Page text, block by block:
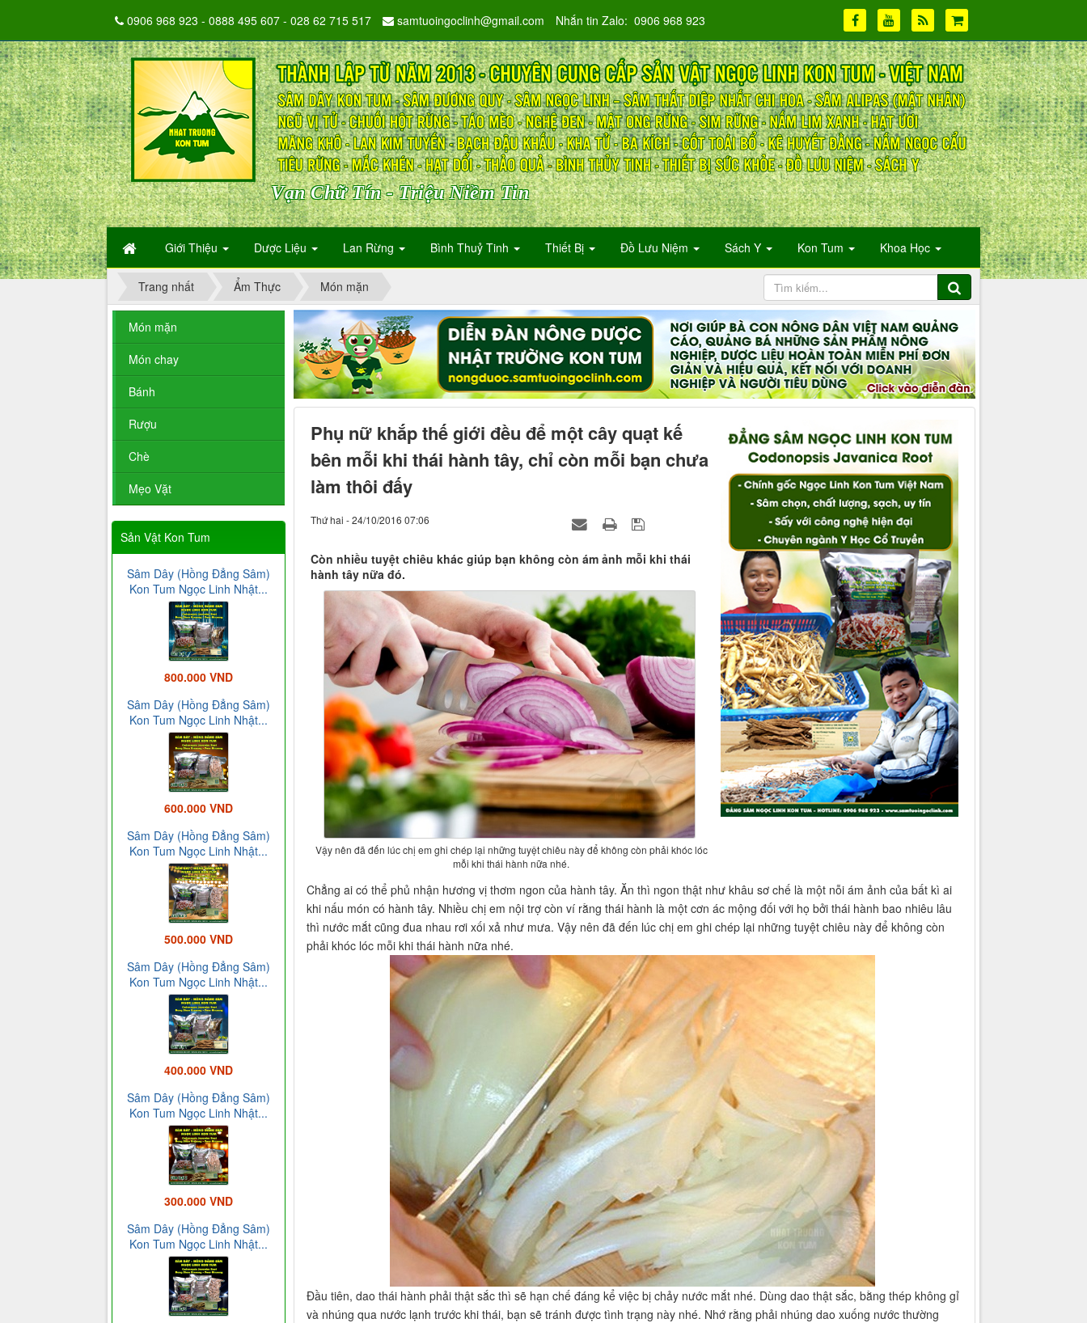
Vạn Chữ Tín - Triệu Niềm Tin
Giới Thiệu Dược Liệu Lan Rừng Bình Thuỷ Tinh Thiết Bị Đồ Lưu Niệm Sách Y Kon Tum Khoa Học
0906 968 923 - 0888 495 607 - 028 62 715 517 samtuoingoclinh@gmail.com Nhắn tin Zalo: 0906 968 923
Trang nhất Ẩm Thực Món mặn
Phụ nữ khắp thế giới đều để một cây quạt kế
bên mỗi khi thái hành tây, chỉ còn mỗi bạn chưa
làm thôi đấy
Thứ hai - 24/10/2016 07:06
Còn nhiều tuyệt chiêu khác giúp bạn không còn ám ảnh mỗi khi thái
hành tây nữa đó.
Vậy nên đã đến lúc chị em ghi chép lại những tuyệt chiêu này để không còn phải khóc lóc
mỗi khi thái hành nữa nhé.
Chẳng ai có thể phủ nhận hương vị thơm ngon của hành tây. Ăn thì ngon thật như khâu sơ chế là một nỗi ám ảnh của bất kì ai
khi nấu món có hành tây. Nhiều chị em nội trợ còn ví rằng thái hành là một cơn ác mộng đối với họ bởi thái hành bao nhiêu lâu
thì nước mắt cũng đua nhau rơi xối xả như mưa. Vậy nên đã đến lúc chị em ghi chép lại những tuyệt chiêu này để không còn
phải khóc lóc mỗi khi thái hành nữa nhé.
Đầu tiên, dao thái hành phải thật sắc thì sẽ hạn chế đáng kể việc bị chảy nước mắt nhé. Dùng dao thật sắc, bằng thép không gỉ
và nhúng qua nước lạnh trước khi thái, bạn sẽ tránh được tình trạng này nhé. Nhớ rằng phải nhúng dao xuống nước thường
Món mặn
Món chay
Bánh
Rượu
Chè
Mẹo Vặt
Sản Vật Kon Tum
Sâm Dây (Hồng Đẳng Sâm)
Kon Tum Ngọc Linh Nhật...
800.000 VND
Sâm Dây (Hồng Đẳng Sâm)
Kon Tum Ngọc Linh Nhật...
600.000 VND
Sâm Dây (Hồng Đẳng Sâm)
Kon Tum Ngọc Linh Nhật...
500.000 VND
Sâm Dây (Hồng Đẳng Sâm)
Kon Tum Ngọc Linh Nhật...
400.000 VND
Sâm Dây (Hồng Đẳng Sâm)
Kon Tum Ngọc Linh Nhật...
300.000 VND
Sâm Dây (Hồng Đẳng Sâm)
Kon Tum Ngọc Linh Nhật...